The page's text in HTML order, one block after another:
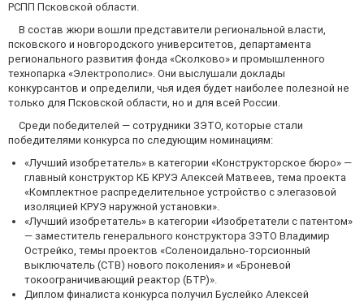
РСПП Псковской области.
В состав жюри вошли представители региональной власти,
псковского и новгородского университетов, департамента
регионального развития фонда «Сколково» и промышленного
технопарка «Электрополис». Они выслушали доклады
конкурсантов и определили, чья идея будет наиболее полезной не
только для Псковской области, но и для всей России.
Среди победителей — сотрудники ЗЭТО, которые стали
победителями конкурса по следующим номинациям:
«Лучший изобретатель» в категории «Конструкторское бюро» —
главный конструктор КБ КРУЭ Алексей Матвеев, тема проекта
«Комплектное распределительное устройство с элегазовой
изоляцией КРУЭ наружной установки».
«Лучший изобретатель» в категории «Изобретатели с патентом»
— заместитель генерального конструктора ЗЭТО Владимир
Острейко, темы проектов «Соленоидально-торсионный
выключатель (СТВ) нового поколения» и «Броневой
токоограничивающий реактор (БТР)».
Диплом финалиста конкурса получил Буслейко Алексей